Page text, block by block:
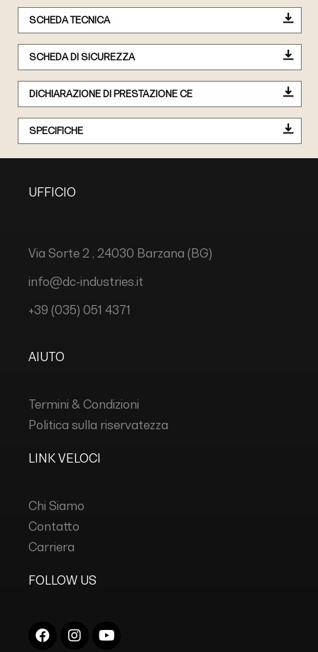
SCHEDA TECNICA
SCHEDA DI SICUREZZA
DICHIARAZIONE DI PRESTAZIONE CE
SPECIFICHE
UFFICIO
Via Sorte 2 , 24030 Barzana (BG)
info@dc-industries.it
+39 (035) 051 4371
AIUTO
Termini & Condizioni
Politica sulla riservatezza
LINK VELOCI
Chi Siamo
Contatto
Carriera
FOLLOW US